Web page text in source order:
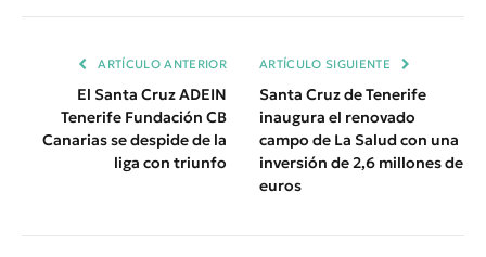
ARTÍCULO ANTERIOR
El Santa Cruz ADEIN
Tenerife Fundación CB
Canarias se despide de la
liga con triunfo
ARTÍCULO SIGUIENTE
Santa Cruz de Tenerife
inaugura el renovado
campo de La Salud con una
inversión de 2,6 millones de
euros